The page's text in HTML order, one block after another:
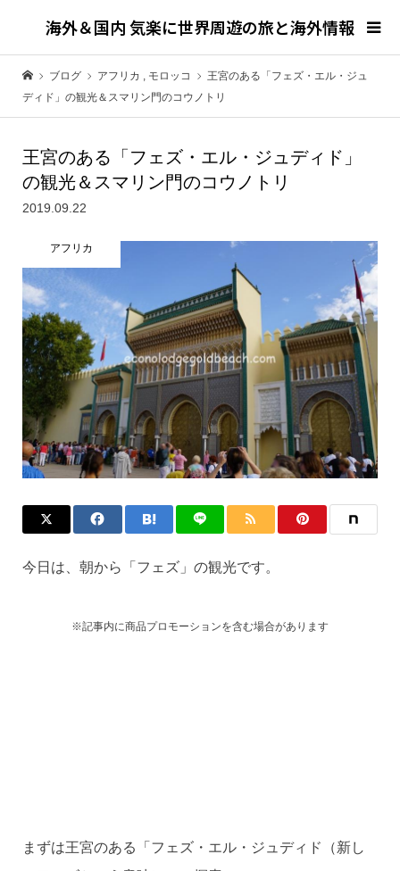
海外＆国内 気楽に世界周遊の旅と海外情報
ブログ アフリカ , モロッコ
王宮のある「フェズ・エル・ジュ
ディド」の観光＆スマリン門のコウノトリ
王宮のある「フェズ・エル・ジュディド」
の観光＆スマリン門のコウノトリ
2019.09.22
アフリカ
今日は、朝から「フェズ」の観光です。
※記事内に商品プロモーションを含む場合があります
まずは王宮のある「フェズ・エル・ジュディド（新し